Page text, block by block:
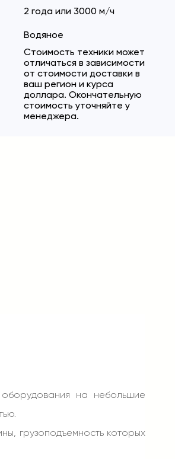
2 года или 3000 м/ч
Водяное
Стоимость техники может
отличаться в зависимости
от стоимости доставки в
ваш регион и курса
доллара. Окончательную
стоимость уточняйте у
менеджера.
на небольшие
грузоподъемность которых